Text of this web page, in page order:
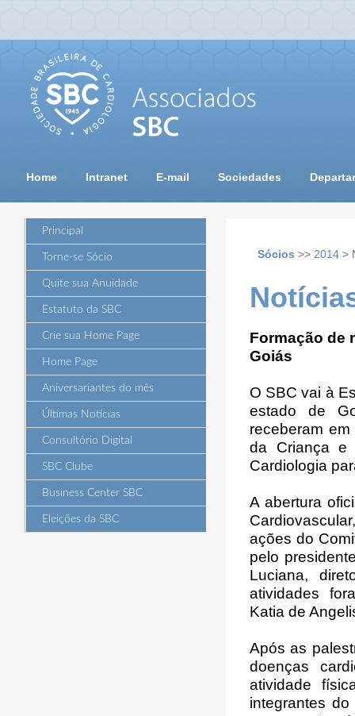
Home Intranet E-mail Sociedades
Principal
Torne-se Sócio
Quite sua Anuidade
Estatuto da SBC
Crie sua Home Page
Home Page
Aniversariantes do mês
Últimas Notícias
Consultório Digital
SBC Clube
Business Center SBC
Eleições da SBC
Sócios >> 2014 >
Formação de
Goiás
O SBC vai à
estado de
receberam
da Criança e
Cardiologia
A abertura
ações do
pelo
Luciana,
atividades
Katia de
Após as
doenças
atividade
integrantes